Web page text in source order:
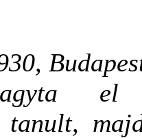
el
tanult,